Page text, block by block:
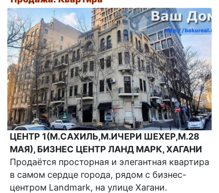
ЦЕНТР 1(М.САХИЛЬ,М.ИЧЕРИ ШЕХЕР,М.28
МАЯ), БИЗНЕС ЦЕНТР ЛАНД МАРК, ХАГАНИ
Продаётся просторная и элегантная квартира
в самом сердце города, рядом с бизнес-
центром Landmark, на улице Хагани.